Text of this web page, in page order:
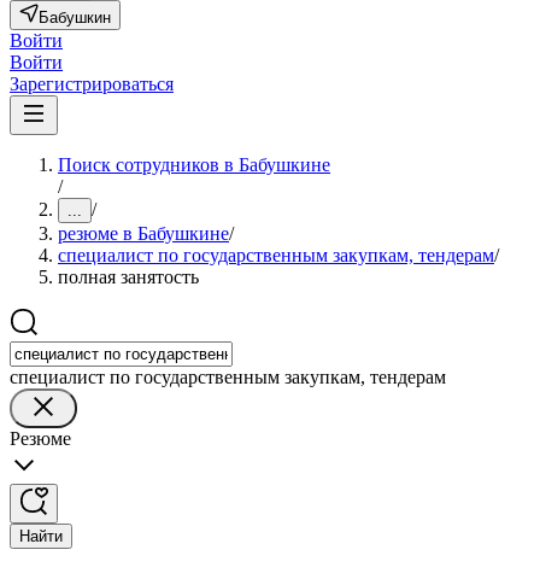
Бабушкин
Войти
Войти
Зарегистрироваться
Поиск сотрудников в Бабушкине
/
... /
резюме в Бабушкине/
специалист по государственным закупкам, тендерам/
полная занятость
специалист по государственным закупкам, тендерам
Резюме
Найти